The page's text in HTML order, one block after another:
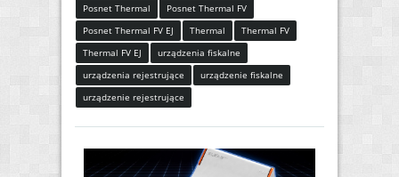
Posnet Thermal
Posnet Thermal FV
Posnet Thermal FV EJ
Thermal
Thermal FV
Thermal FV EJ
urządzenia fiskalne
urządzenia rejestrujące
urządzenie fiskalne
urządzenie rejestrujące